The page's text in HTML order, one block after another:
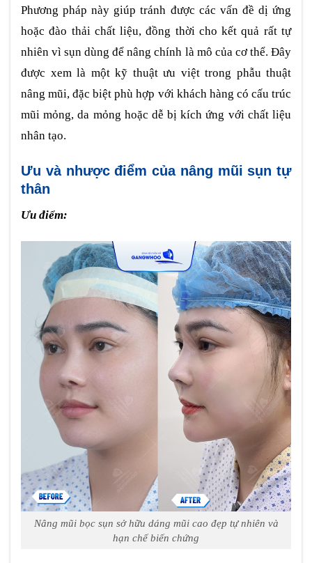
Phương pháp này giúp tránh được các vấn đề dị ứng
hoặc đào thải chất liệu, đồng thời cho kết quả rất tự
nhiên vì sụn dùng để nâng chính là mô của cơ thể. Đây
được xem là một kỹ thuật ưu việt trong phẫu thuật
nâng mũi, đặc biệt phù hợp với khách hàng có cấu trúc
mũi mỏng, da mỏng hoặc dễ bị kích ứng với chất liệu
nhân tạo.
Ưu và nhược điểm của nâng mũi sụn tự
thân
Ưu điểm:
Nâng mũi bọc sụn sở hữu dáng mũi cao đẹp tự nhiên và
hạn chế biến chứng